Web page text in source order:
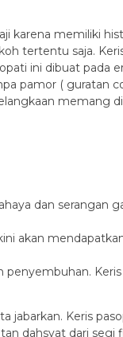
karena memiliki
tertentu saja.
ini dibuat pada
pamor ( guratan
memang
dan serangan
akan
jabarkan. Keris
dahsyat dari segi